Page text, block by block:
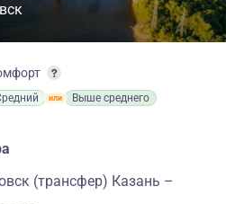
Выше среднего
(трансфер) Казань –